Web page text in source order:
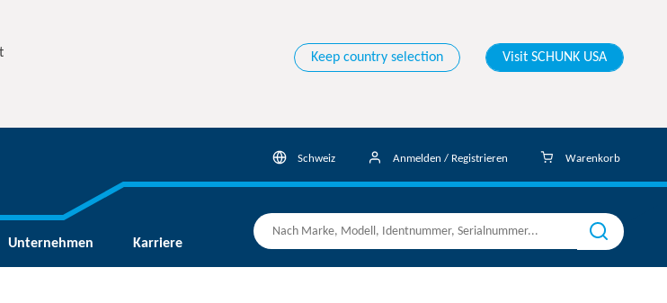
Keep country selection Visit SCHUNK USA
Schweiz Anmelden / Registrieren Warenkorb
Unternehmen Karriere